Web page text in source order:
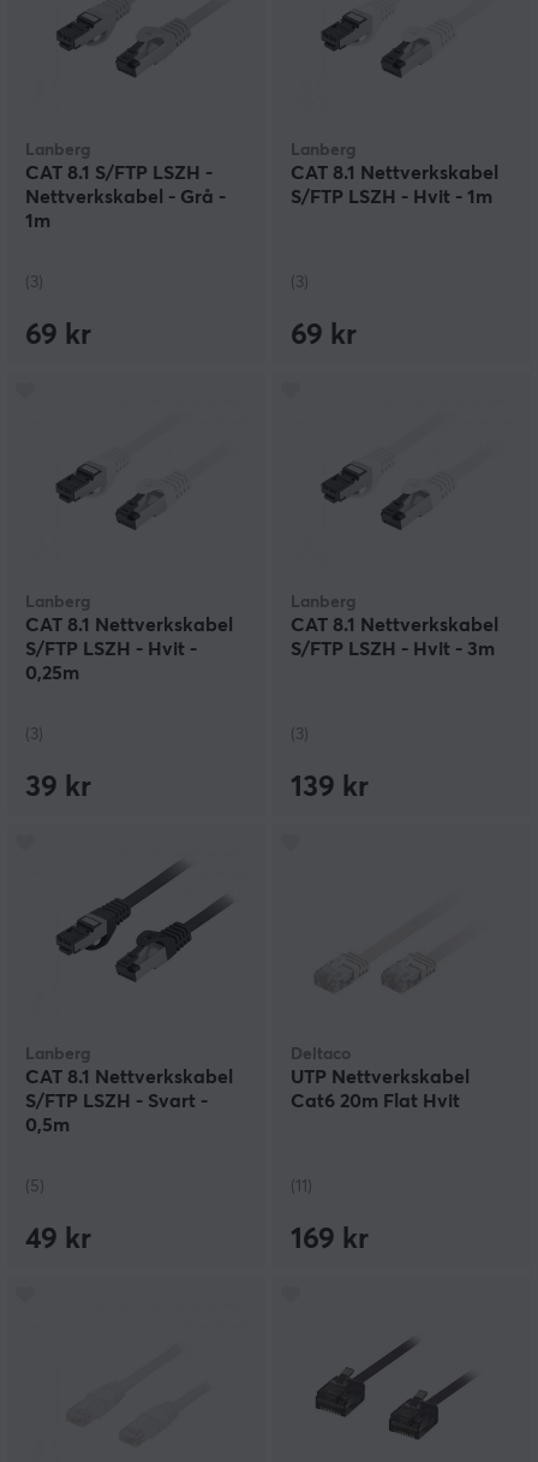
Lanberg
CAT 8.1 S/FTP LSZH -
Nettverkskabel - Grå -
1m
(3)
69 kr
Lanberg
CAT 8.1 Nettverkskabel
S/FTP LSZH - Hvit - 1m
(3)
69 kr
Lanberg
CAT 8.1 Nettverkskabel
S/FTP LSZH - Hvit -
0,25m
(3)
39 kr
Lanberg
CAT 8.1 Nettverkskabel
S/FTP LSZH - Hvit - 3m
(3)
139 kr
Lanberg
CAT 8.1 Nettverkskabel
S/FTP LSZH - Svart -
0,5m
(5)
49 kr
Deltaco
UTP Nettverkskabel
Cat6 20m Flat Hvit
(11)
169 kr